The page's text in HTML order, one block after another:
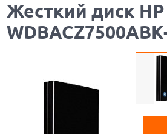
Жесткий диск HP